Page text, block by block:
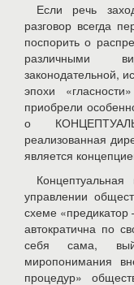
Если речь
разговор всегда
поспорить о
различными
законодательной,
эпохи
приобрели
о
реализованная
является
управлении
схеме «предикатор
автократична по
себя сама,
миропонимания
процедур»